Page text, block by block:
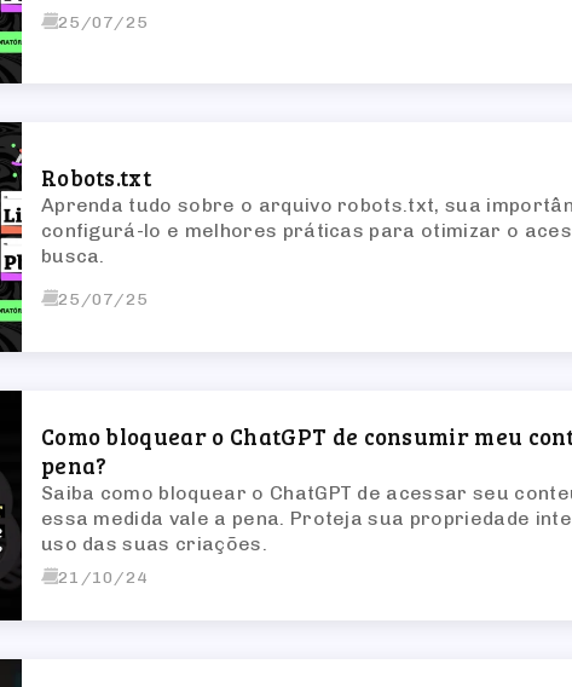
25/07/25
Robots.txt
Aprenda tudo sobre o arquivo robots.txt, sua
configurá-lo e melhores práticas para otimizar o
busca.
25/07/25
Como bloquear o ChatGPT de consumir meu
pena?
Saiba como bloquear o ChatGPT de acessar seu
essa medida vale a pena. Proteja sua propriedade
uso das suas criações.
21/10/24